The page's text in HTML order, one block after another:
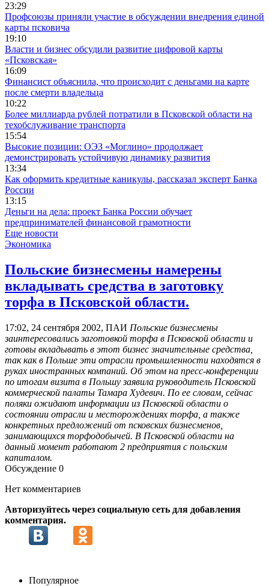
23:29
Профсоюзы приняли участие в обсуждении внедрения единой
карты псковича
19:10
Власти и бизнес обсудили развитие цифровой карты
«Псковская»
16:09
Финансист объяснила, что происходит с деньгами на карте
после смерти владельца
10:22
Более миллиарда рублей потратили в Псковской области на
техобслуживание транспорта
15:54
Высокие позиции: ОЭЗ «Моглино» продолжает
демонстрировать устойчивую динамику развития
13:34
Как оформить кредитные каникулы, рассказал эксперт Банка
России
13:15
Деньги на дела: проект Банка России обучает
предпринимателей финансовой грамотности
Еще новости
Экономика
Польские бизнесмены намерены
вкладывать средства в заготовку
торфа в Псковской области.
17:02, 24 сентября 2002, ПАИ Польские бизнесмены
заинтересовались заготовкой торфа в Псковской области и
готовы вкладывать в этот бизнес значительные средства,
так как в Польше эти отрасли промышленности находятся в
руках иностранных компаний. Об этом на пресс-конференции
по итогам визита в Польшу заявила руководитель Псковской
коммерческой палаты Тамара Худевич. По ее словам, сейчас
поляки ожидают информации из Псковской области о
состоянии отрасли и месторождениях торфа, а также
конкретных предложений от псковских бизнесменов,
занимающихся торфодобычей. В Псковской области на
данный момент работают 2 предприятия с польским
капиталом.
Обсуждение 0
Нет комментариев
Авторизуйтесь через социальную сеть для добавления
комментария.
Популярное